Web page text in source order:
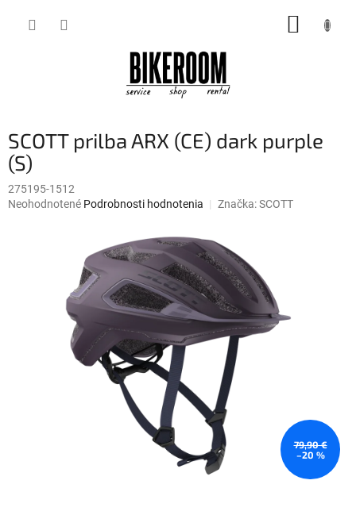
SCOTT prilba ARX (CE) dark purple
(S)
275195-1512
Priemerné
Neohodnotené Podrobnosti hodnotenia Značka:SCOTT
79,90 €
–20 %